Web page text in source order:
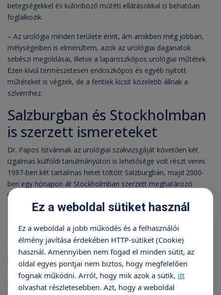
betegségekkel és különböző műtéti ellátásokkal is behatóan
foglalkozik.
– Az urológia minden területe érint, ám amikben még jobban,
mélységeiben is elmerültem, azok az urológiai daganatok
sebészi megoldásai, illetve a laparoszkópos urológiai műtétek.
Ezen kívül természetesen endoszkópos és egyéb nyitott
műtéteket is végzek, de a fentiek kicsit közelebb állnak a
szívemhez.
Salzburgban és Stockholmban
is szerzett ismereteket
Dr. Papos Istvánnak az urológiai szakvizsgáját követően két
izgalmas külföldi tanulmányúton is lehetősége volt részt venni.
1997-ben két tartalmas hetet töltött Salzburgban, majd 2000-
ben egy hónapon át Stockholmban szerzett meghatározó
tapasztalatokat.
ezzel kell foglalkoznom. A szakmai oldal mellett a kitekintés is
sokat ad az embernek. Úgy vélem, hogy azért is hasznosak ezek
a tanulmányutak, mert a magyarországi egészségügyi ellátáson
belül hozzáállás-változással is sok mindent el lehet érni –
fogalmaz a doktor úr, aki azóta számos kongresszuson járt,
mind előadóként, mind hallgatóként.
Ez a weboldal sütiket használ
Ez a weboldal a jobb működés és a felhasználói
élmény javítása érdekében HTTP-sütiket (Cookie)
használ. Amennyiben nem fogad el minden sütit, az
oldal egyes pontjai nem biztos, hogy megfelelően
fognak működni. Arról, hogy mik azok a sütik, itt
olvashat részletesebben. Azt, hogy a weboldal